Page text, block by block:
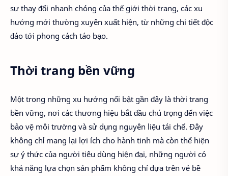
sự thay đổi nhanh chóng của thế giới thời trang, các xu
hướng mới thường xuyên xuất hiện, từ những chi tiết độc
đáo tới phong cách táo bạo.
Thời trang bền vững
Một trong những xu hướng nổi bật gần đây là thời trang
bền vững, nơi các thương hiệu bắt đầu chú trọng đến việc
bảo vệ môi trường và sử dụng nguyên liệu tái chế. Đây
không chỉ mang lại lợi ích cho hành tinh mà còn thể hiện
sự ý thức của người tiêu dùng hiện đại, những người có
khả năng lựa chọn sản phẩm không chỉ dựa trên vẻ bề